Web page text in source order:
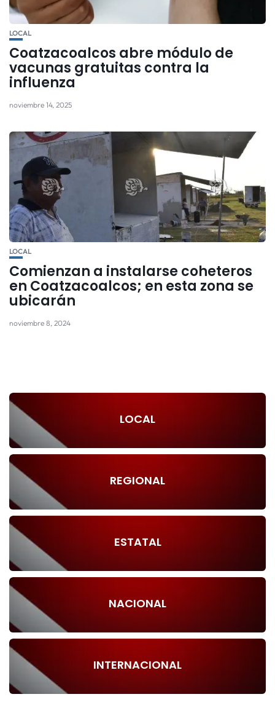
LOCAL
Coatzacoalcos abre módulo de
vacunas gratuitas contra la
influenza
noviembre 14, 2025
LOCAL
Comienzan a instalarse coheteros
en Coatzacoalcos; en esta zona se
ubicarán
noviembre 8, 2024
LOCAL
REGIONAL
ESTATAL
NACIONAL
INTERNACIONAL